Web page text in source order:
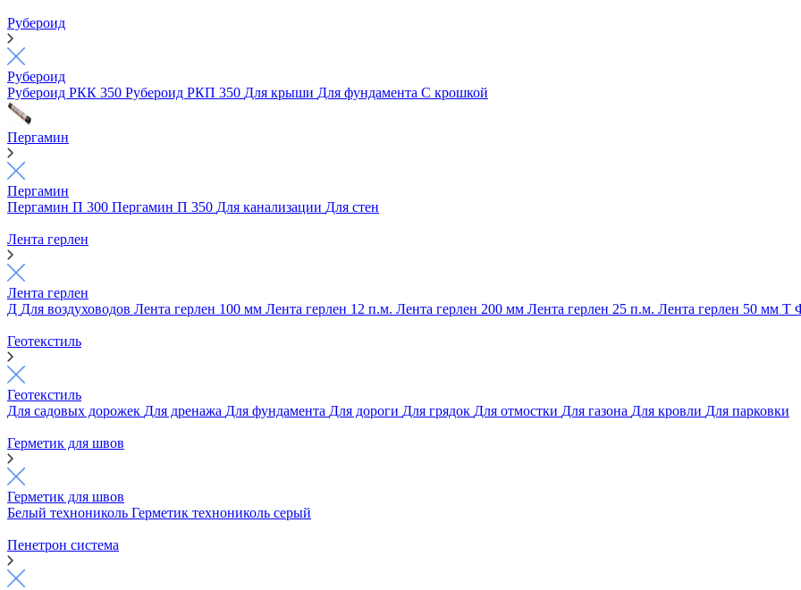
Рубероид
Рубероид
Рубероид РКК 350 Рубероид РКП 350 Для крыши Для фундамента С крошкой
Пергамин
Пергамин
Пергамин П 300 Пергамин П 350 Для канализации Для стен
Лента герлен
Лента герлен
Д Для воздуховодов Лента герлен 100 мм Лента герлен 12 п.м. Лента герлен 200 мм Лента герлен 25 п.м. Лента герлен 50 мм Т
Геотекстиль
Геотекстиль
Для садовых дорожек Для дренажа Для фундамента Для дороги Для грядок Для отмостки Для газона Для кровли Для парковки
Герметик для швов
Герметик для швов
Белый технониколь Герметик технониколь серый
Пенетрон система